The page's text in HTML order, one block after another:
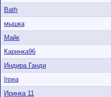
Bath
мышка
Майк
Каринка96
Индира Ганди
Irpea
Иринка 11